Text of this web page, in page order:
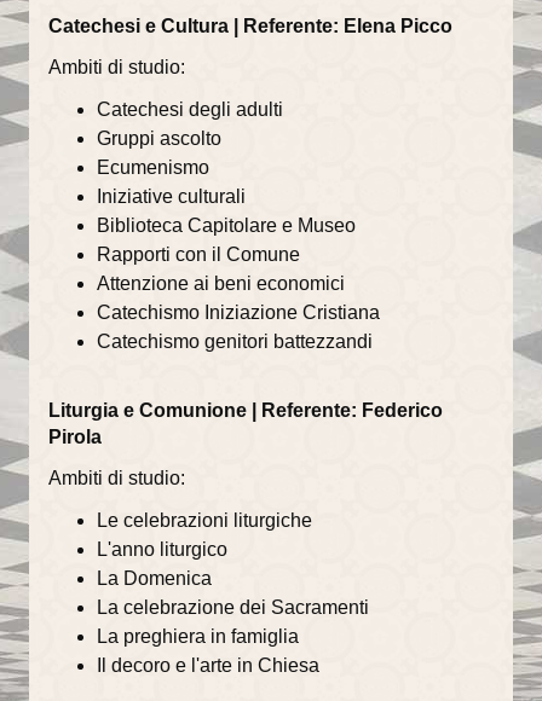
La Biblioteca Capitolare
Le Campane del Duomo
La Cappella Musicale
Il Duomo racconta...
Informazioni utili
Orari del Museo e Tesoro
Celebrazioni in streaming
LA PARROCCHIA
Liturgia
Sacramenti
Catechesi e Cultura | Referente: Elena Picco
Ambiti di studio:
Catechesi degli adulti
Gruppi ascolto
Ecumenismo
Iniziative culturali
Biblioteca Capitolare e Museo
Rapporti con il Comune
Attenzione ai beni economici
Catechismo Iniziazione Cristiana
Catechismo genitori battezzandi
Liturgia e Comunione | Referente: Federico
Pirola
Ambiti di studio:
Le celebrazioni liturgiche
L'anno liturgico
La Domenica
La celebrazione dei Sacramenti
La preghiera in famiglia
Il decoro e l'arte in Chiesa